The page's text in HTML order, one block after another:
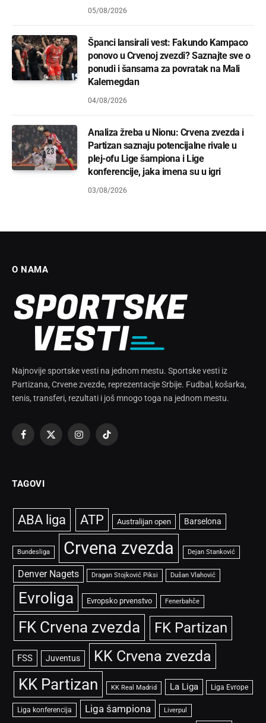
05/08/2026
Španci lansirali vest: Fakundo Kampaco
ponovo u Crvenoj zvezdi? Saznajte sve o
ponudi i šansama za povratak na Mali
Kalemegdan
04/08/2026
Analiza žreba u Nionu: Crvena zvezda i
Partizan saznaju potencijalne rivale u
plej-ofu Lige šampiona i Lige
konferencije, jaka imena su u igri
03/08/2026
O NAMA
Najnovije sportske vesti na jednom mestu. Sportske vesti iz
Partizana, Crvene zvezde, reprezentacije Srbije. Fudbal, košarka,
tenis, transferi, rezultati i još mnogo toga na jednom mestu.
Facebook
X
InstagramTikTok
TAGOVI
ABA liga ATP Australijan open Barselona
Bundesliga Crvena zvezda Dejan Stanković
Denver Nagets Dragan Stojković Piksi Dušan Vlahović
Evroliga Evropsko prvenstvo Fenerbahče
FK Crvena zvezda FK Partizan
FSS Juventus KK Crvena zvezda
KK Partizan KK Real Madrid La Liga Liga Evrope
Liga konferencija Liga šampiona Liverpul